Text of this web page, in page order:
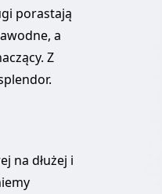
porastają
a
Z
na dłużej i